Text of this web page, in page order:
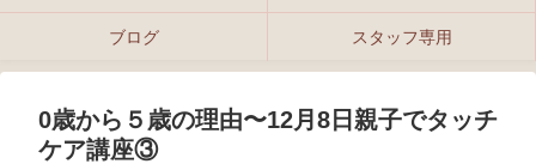
ブログ スタッフ専用
0歳から５歳の理由〜12月8日親子でタッチ
ケア講座③